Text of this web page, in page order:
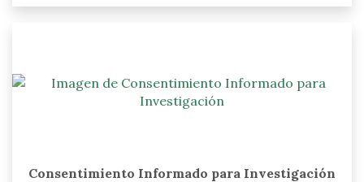
Consentimiento Informado para Investigación